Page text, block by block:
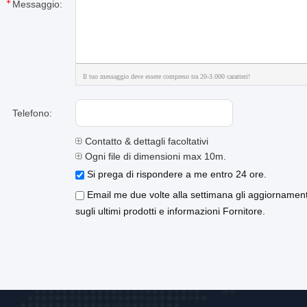
Messaggio:
Il tuo messaggio deve essere compreso tra 20-3.000 caratteri!
Telefono:
Contatto & dettagli facoltativi
Ogni file di dimensioni max 10m.
Si prega di rispondere a me entro 24 ore.
Email me due volte alla settimana gli
sugli ultimi prodotti e informazioni Fornitore.